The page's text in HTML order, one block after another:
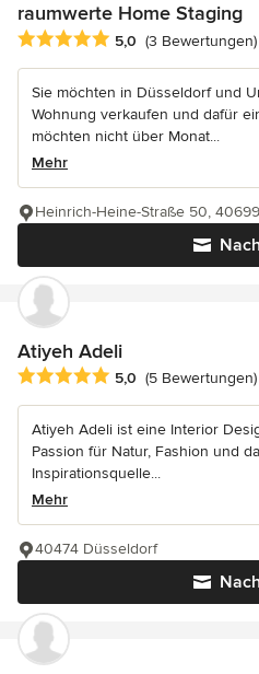
raumwerte Home Staging
Durchschnittliche Bewertung: 5
5,0 (3 Bewertungen)
Sie möchten in Düsseldorf und
Wohnung verkaufen und dafür
möchten nicht über Monat...
Mehr
Heinrich-Heine-Straße 50,
Atiyeh Adeli
Durchschnittliche Bewertung: 5
5,0 (5 Bewertungen)
Atiyeh Adeli ist eine Interior
Passion für Natur, Fashion und
Inspirationsquelle...
Mehr
40474 Düsseldorf